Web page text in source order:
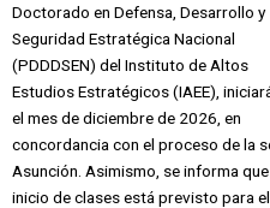
Doctorado en Defensa, Desarrollo y
Seguridad Estratégica Nacional
(PDDDSEN) del Instituto de Altos
Estudios Estratégicos (IAEE),
el mes de diciembre de 2026, en
concordancia con el proceso de la
Asunción. Asimismo, se informa que
inicio de clases está previsto para